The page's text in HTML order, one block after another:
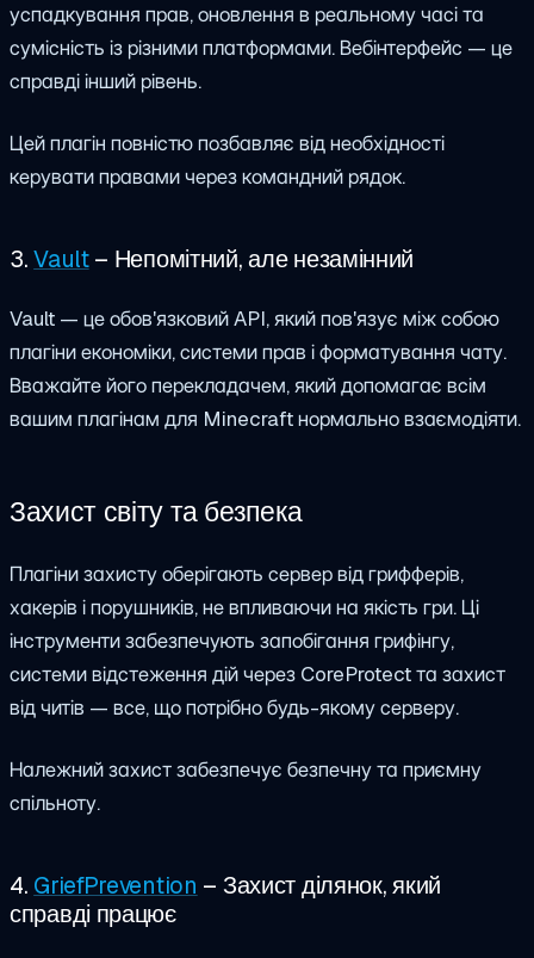
успадкування прав, оновлення в реальному часі та
сумісність із різними платформами. Вебінтерфейс — це
справді інший рівень.
Цей плагін повністю позбавляє від необхідності
керувати правами через командний рядок.
3.Vault– Непомітний, але незамінний
Vault — це обов'язковий API, який пов'язує між собою
плагіни економіки, системи прав і форматування чату.
Вважайте його перекладачем, який допомагає всім
вашим плагінам для Minecraft нормально взаємодіяти.
Захист світу та безпека
Плагіни захисту оберігають сервер від грифферів,
хакерів і порушників, не впливаючи на якість гри. Ці
інструменти забезпечують запобігання грифінгу,
системи відстеження дій через CoreProtect та захист
від читів — все, що потрібно будь-якому серверу.
Належний захист забезпечує безпечну та приємну
спільноту.
4. GriefPrevention – Захист ділянок, який
справді працює